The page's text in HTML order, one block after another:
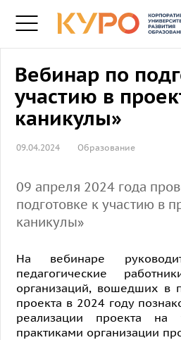
Вебинар по
участию в
каникулы»
09.04.2024 Образование
09 апреля 2024 года
подготовке к участию в
каникулы»
На вебинаре
педагогические
организаций, вошедших в
проекта в 2024 году
реализации проекта
практиками организации